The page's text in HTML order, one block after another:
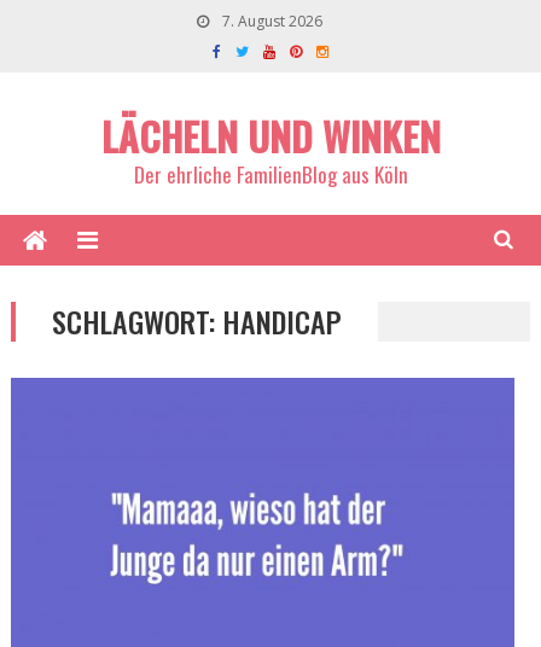
7. August 2026
LÄCHELN UND WINKEN
Der ehrliche FamilienBlog aus Köln
SCHLAGWORT: HANDICAP